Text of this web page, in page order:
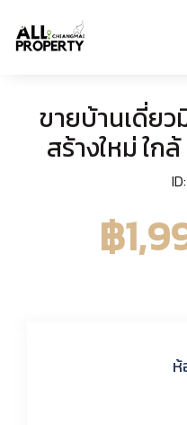
ขายบ้านเดี่ย
สร้างใหม่ ใก
฿